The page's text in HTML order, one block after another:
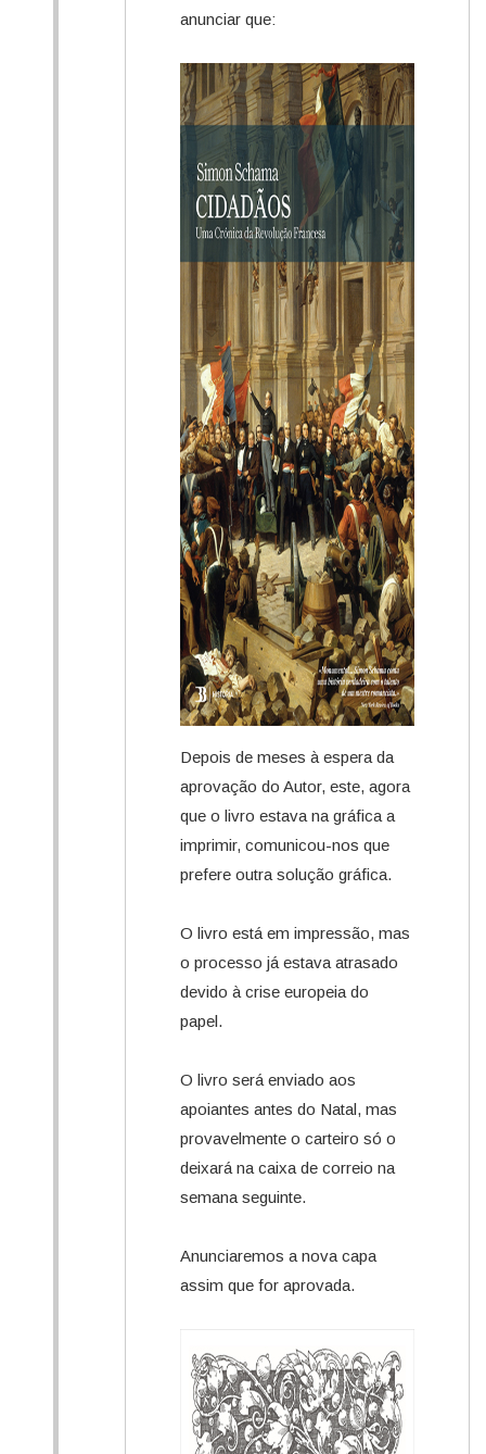
anunciar que:
Depois de meses à espera da
aprovação do Autor, este, agora
que o livro estava na gráfica a
imprimir, comunicou-nos que
prefere outra solução gráfica.
O livro está em impressão, mas
o processo já estava atrasado
devido à crise europeia do
papel.
O livro será enviado aos
apoiantes antes do Natal, mas
provavelmente o carteiro só o
deixará na caixa de correio na
semana seguinte.
Anunciaremos a nova capa
assim que for aprovada.